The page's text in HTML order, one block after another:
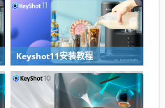
Keyshot11安装教程